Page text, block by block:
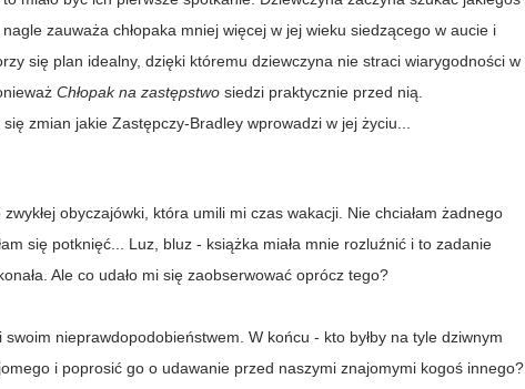
zauważa chłopaka mniej więcej w jej wieku siedzącego w aucie i
się plan idealny, dzięki któremu dziewczyna nie straci wiarygodności w
Chłopak na zastępstwosiedzi praktycznie przed nią.
zmian jakie Zastępczy-Bradley wprowadzi w jej życiu...
obyczajówki, która umili mi czas wakacji. Nie chciałam żadnego
się potknięć... Luz, bluz - książka miała mnie rozluźnić i to zadanie
Ale co udało mi się zaobserwować oprócz tego?
swoim nieprawdopodobieństwem. W końcu - kto byłby na tyle dziwnym
i poprosić go o udawanie przed naszymi znajomymi kogoś innego?